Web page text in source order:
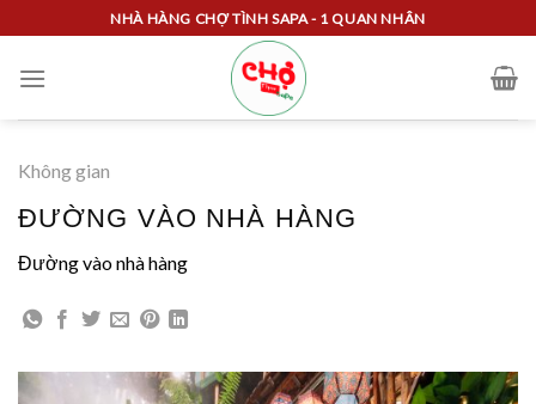
content
NHÀ HÀNG CHỢ TÌNH SAPA - 1 QUAN NHÂN
Không gian
ĐƯỜNG VÀO NHÀ HÀNG
Đường vào nhà hàng